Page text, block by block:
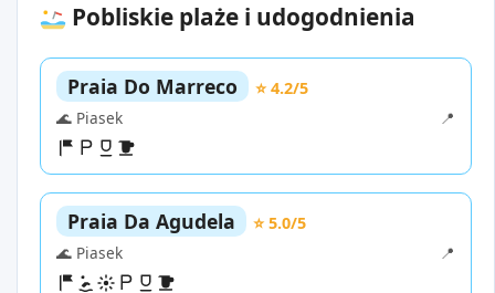
Pobliskie plaże i udogodnienia
Praia Do Marreco
⭐ 4.2/5
🌊 Piasek
📍
Praia Da Agudela
⭐ 5.0/5
🌊 Piasek
📍